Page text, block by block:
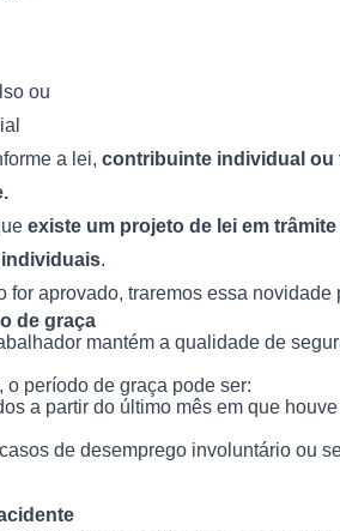
ou
a lei, contribuinte individual ou
existe um projeto de lei em
.
for aprovado, traremos essa
de graça
mantém a qualidade de
o período de graça pode ser:
a partir do último mês em que
de desemprego involuntário ou